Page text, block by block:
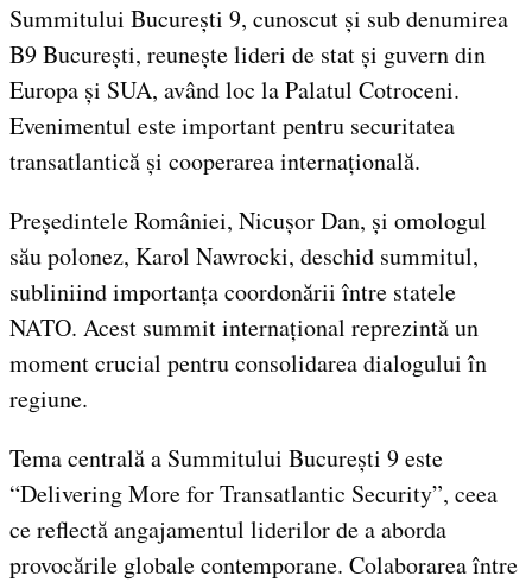
Summitului București 9, cunoscut și sub denumirea
B9 București, reunește lideri de stat și guvern din
Europa și SUA, având loc la Palatul Cotroceni.
Evenimentul este important pentru securitatea
transatlantică și cooperarea internațională.
Președintele României, Nicușor Dan, și omologul
său polonez, Karol Nawrocki, deschid summitul,
subliniind importanța coordonării între statele
NATO. Acest summit internațional reprezintă un
moment crucial pentru consolidarea dialogului în
regiune.
Tema centrală a Summitului București 9 este
“Delivering More for Transatlantic Security”, ceea
ce reflectă angajamentul liderilor de a aborda
provocările globale contemporane. Colaborarea între